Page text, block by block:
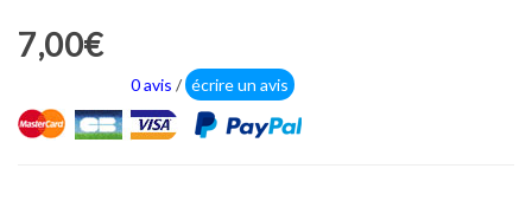
7,00€
0 avis / écrire un avis